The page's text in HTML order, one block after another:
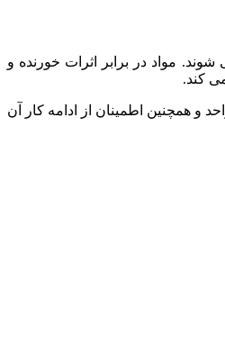
مواد در برابر اثرات خورنده و
همچنین اطمینان از ادامه کار آن